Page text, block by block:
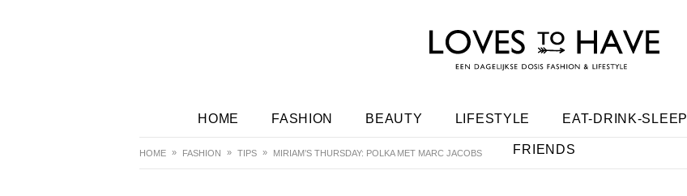
HOME FASHION BEAUTY LIFESTYLE EAT-DRINK-SLEEP
FRIENDS
HOME FASHION TIPS MIRIAM’S THURSDAY: POLKA MET MARC JACOBS